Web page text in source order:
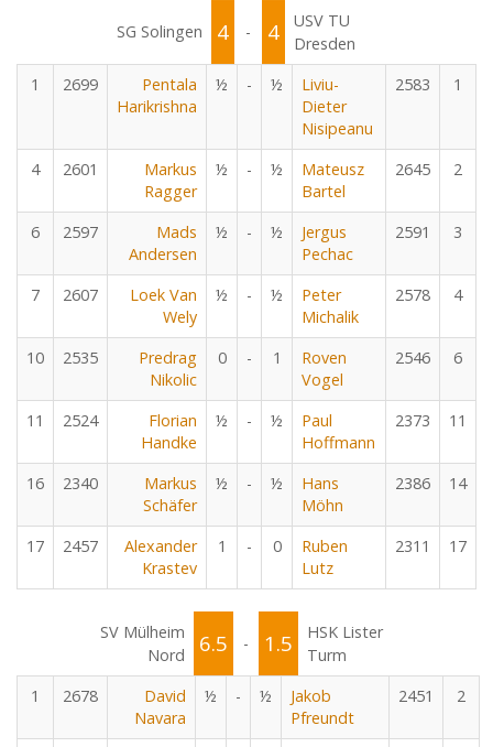
SG Solingen 4 - 4
USV TU
Dresden
1
2699
Pentala
Harikrishna
½ - ½
Liviu-
Dieter
Nisipeanu
2583 1
4 2601
Markus
Ragger
½ - ½
Mateusz
Bartel
2645 2
6 2597
Mads
Andersen
½ - ½
Jergus
Pechac
2591 3
7 2607
Loek Van
Wely
½ - ½
Peter
Michalik
2578 4
10 2535
Predrag
Nikolic
0 - 1
Roven
Vogel
2546 6
11 2524
Florian
Handke
½ - ½
Paul
Hoffmann
2373 11
16 2340
Markus
Schäfer
½ - ½
Hans
Möhn
2386 14
17 2457
Alexander
Krastev
1 - 0
Ruben
Lutz
2311 17
SV Mülheim
Nord
6.5 - 1.5
HSK Lister
Turm
1
2678
David
Navara
½ - ½
Jakob
Pfreundt
2451 2